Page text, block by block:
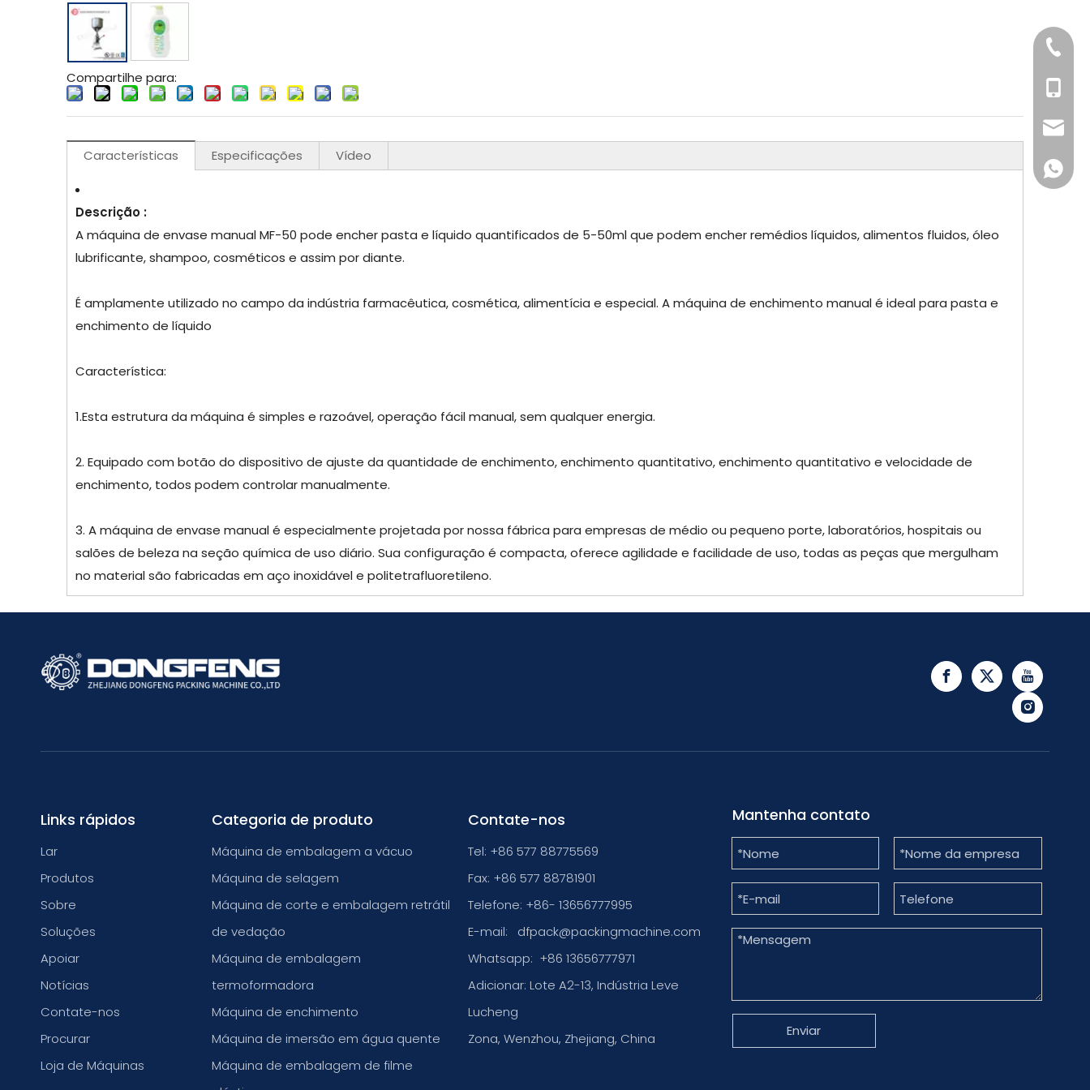
Compartilhe para:
Características Especificações Vídeo
Descrição :
A máquina de envase manual MF-50 pode encher pasta e líquido quantificados de 5-50ml que podem encher remédios líquidos, alimentos fluidos, óleo
lubrificante, shampoo, cosméticos e assim por diante.
É amplamente utilizado no campo da indústria farmacêutica, cosmética, alimentícia e especial. A máquina de enchimento manual é ideal para pasta e
enchimento de líquido
Característica:
1.Esta estrutura da máquina é simples e razoável, operação fácil manual, sem qualquer energia.
2. Equipado com botão do dispositivo de ajuste da quantidade de enchimento, enchimento quantitativo, enchimento quantitativo e velocidade de
enchimento, todos podem controlar manualmente.
3. A máquina de envase manual é especialmente projetada por nossa fábrica para empresas de médio ou pequeno porte, laboratórios, hospitais ou
salões de beleza na seção química de uso diário. Sua configuração é compacta, oferece agilidade e facilidade de uso, todas as peças que mergulham
no material são fabricadas em aço inoxidável e politetrafluoretileno.
Links rápidos
Lar
Produtos
Sobre
Soluções
Apoiar
Notícias
Contate-nos
Procurar
Loja de Máquinas
+86-
+86
Categoria de produto
Máquina de embalagem a vácuo
Máquina de selagem
Máquina de corte e embalagem retrátil
de vedação
Máquina de embalagem
termoformadora
Máquina de enchimento
Máquina de imersão em água quente
Máquina de embalagem de filme
Contate-nos
Tel: +86 577 88775569
Fax: +86 577 88781901
Telefone: +86- 13656777995
E-mail:
dfpack@packingmachine.com
Whatsapp: +86 13656777971
Adicionar: Lote A2-13, Indústria Leve
Lucheng
Zona, Wenzhou, Zhejiang, China
Mantenha contato
Enviar